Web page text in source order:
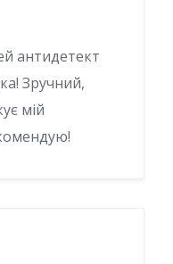
антидетект
Зручний,
мій